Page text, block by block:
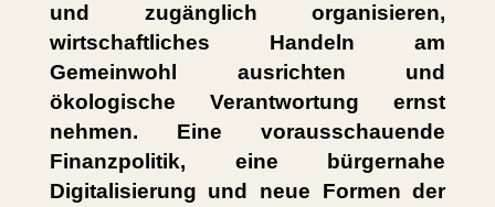
und zugänglich organisieren,
wirtschaftliches Handeln am
Gemeinwohl ausrichten und
ökologische Verantwortung ernst
nehmen. Eine vorausschauende
Finanzpolitik, eine bürgernahe
Digitalisierung und neue Formen der